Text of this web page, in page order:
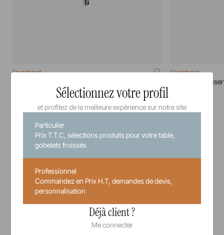
Courchevel
7,34 €
Prix unitaire TTC
Courchevel
Couteau A
20 cm
Voir tous nos produits
Sélectionnez votre profil
et profitez de la meilleure expérience sur notre site
Particulier
Prix T.T.C, sélections produits pour votre table,
gobelets froissés
Professionnel
Commandez en Prix H.T, demandes de devis,
personnalisation
Déjà client ?
Me connecter